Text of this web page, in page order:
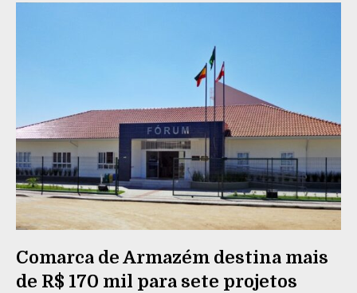
Comarca de Armazém destina mais
de R$ 170 mil para sete projetos